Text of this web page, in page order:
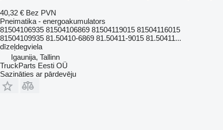
40,32 € Bez PVN
Pneimatika - energoakumulators
81504106935 81504106869 81504119015 81504116015
81504109935 81.50410-6869 81.50411-9015 81.50411...
dīzeļdegviela
Igaunija, Tallinn
TruckParts Eesti OÜ
Sazināties ar pārdevēju